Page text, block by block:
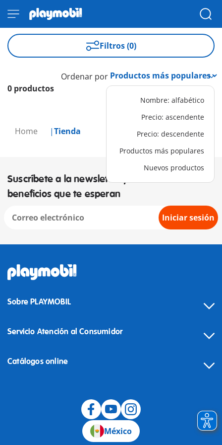
Home Tienda
Filtros (0)
0 productos
Ordenar por
Nombre: alfabético
Precio: ascendente
Precio: descendente
Productos más populares
Nuevos productos
Suscríbete a la newsletter y descubre los
beneficios que te esperan
Iniciar sesión
Sobre PLAYMOBIL
Servicio Atención al Consumidor
Catálogos online
México